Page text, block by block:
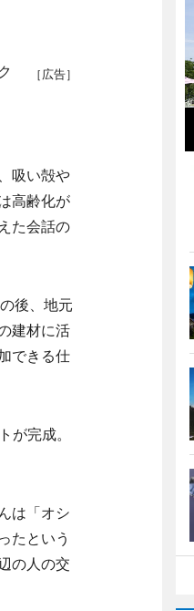
［広告］
吸い殻や
高齢化が
た会話の
後、地元
建材に活
できる仕
完成。
は「オシ
たという
の人の交